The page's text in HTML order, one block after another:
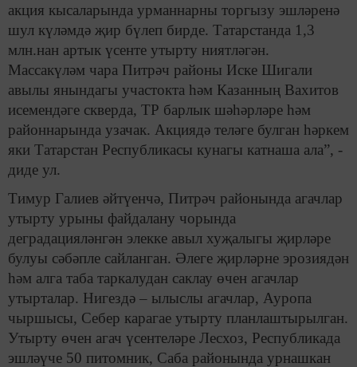
акция кысаларында урманнарны торгызу эшләренә
шул күләмдә җир бүлеп бирде. Татарстанда 1,3
млн.нан артык үсенте утырту ниятләгән.
Массакүләм чара Питрәч районы Иске Шигали
авылы янындагы участокта һәм Казанның Вахитов
исемендәге скверда, ТР барлык шәһәрләре һәм
районнарында узачак. Акциядә теләге булган һәркем
яки Татарстан Республикасы кунагы катнаша ала”, -
диде ул.
Тимур Галиев әйтүенчә, Питрәч районында агачлар
утырту урыны файдалану чорында
деградацияләнгән элекке авыл хуҗалыгы җирләре
булуы сәбәпле сайланган. Әлеге җирләрне эрозиядән
һәм алга таба таркалудан саклау өчен агачлар
утырталар. Нигездә – ылыслы агачлар, Ауропа
чыршысы, Себер карагае утырту планлаштырылган.
Утырту өчен агач үсентеләре Лесхоз, Республикада
эшләүче 50 питомник, Саба районында урнашкан